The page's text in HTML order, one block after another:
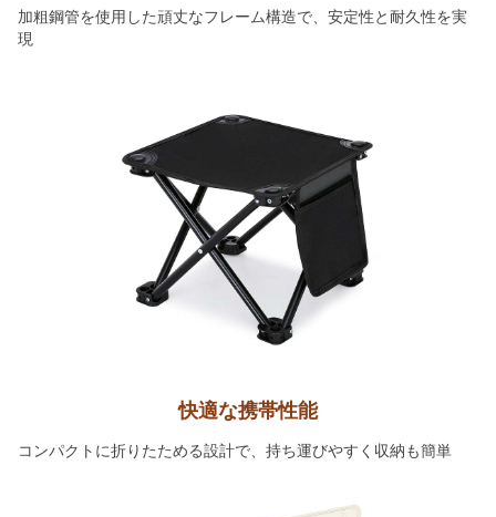
加粗鋼管を使用した頑丈なフレーム構造で、安定性と耐久性を実
現
快適な携帯性能
コンパクトに折りたためる設計で、持ち運びやすく収納も簡単